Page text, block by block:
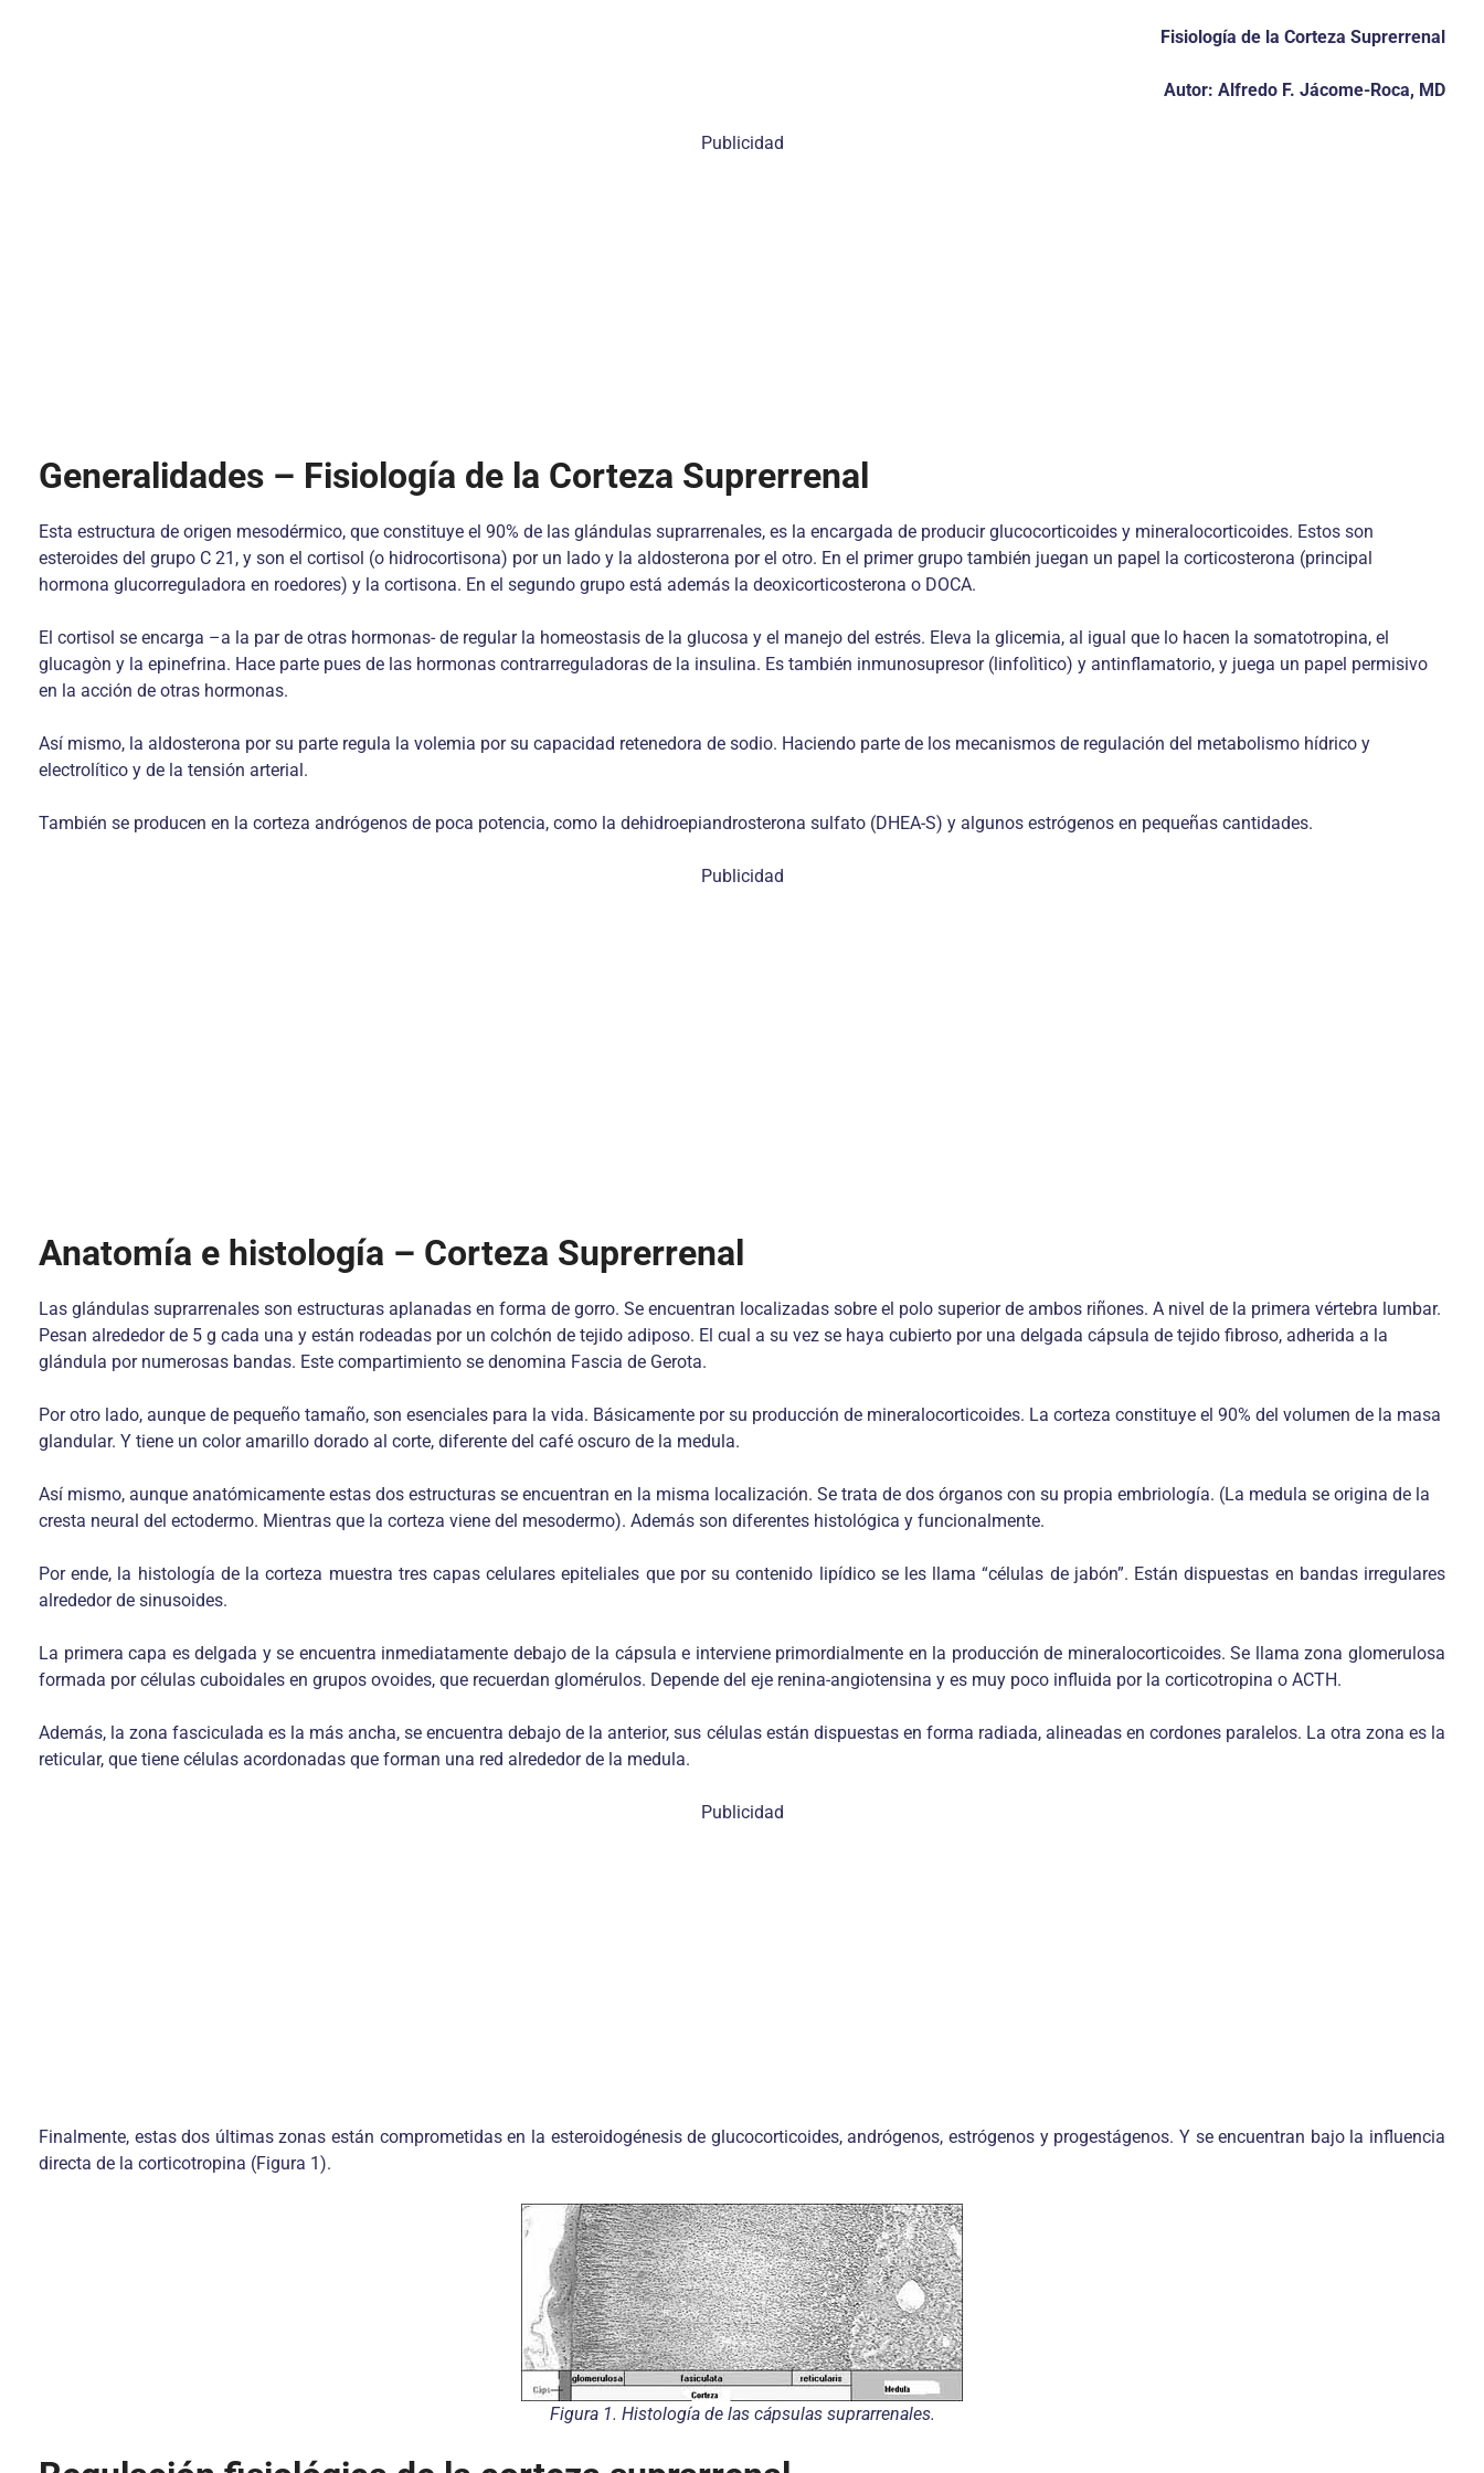
Fisiología de la Corteza Suprerrenal
Autor: Alfredo F. Jácome-Roca, MD
Publicidad
Generalidades – Fisiología de la Corteza Suprerrenal
Esta estructura de origen mesodérmico, que constituye el 90% de las glándulas suprarrenales, es la encargada de producir glucocorticoides y mineralocorticoides. Estos son
esteroides del grupo C 21, y son el cortisol (o hidrocortisona) por un lado y la aldosterona por el otro. En el primer grupo también juegan un papel la corticosterona (principal
hormona glucorreguladora en roedores) y la cortisona. En el segundo grupo está además la deoxicorticosterona o DOCA.
El cortisol se encarga –a la par de otras hormonas- de regular la homeostasis de la glucosa y el manejo del estrés. Eleva la glicemia, al igual que lo hacen la somatotropina, el
glucagòn y la epinefrina. Hace parte pues de las hormonas contrarreguladoras de la insulina. Es también inmunosupresor (linfolìtico) y antinflamatorio, y juega un papel permisivo
en la acción de otras hormonas.
Así mismo, la aldosterona por su parte regula la volemia por su capacidad retenedora de sodio. Haciendo parte de los mecanismos de regulación del metabolismo hídrico y
electrolítico y de la tensión arterial.
También se producen en la corteza andrógenos de poca potencia, como la dehidroepiandrosterona sulfato (DHEA-S) y algunos estrógenos en pequeñas cantidades.
Publicidad
Anatomía e histología – Corteza Suprerrenal
Las glándulas suprarrenales son estructuras aplanadas en forma de gorro. Se encuentran localizadas sobre el polo superior de ambos riñones. A nivel de la primera vértebra lumbar.
Pesan alrededor de 5 g cada una y están rodeadas por un colchón de tejido adiposo. El cual a su vez se haya cubierto por una delgada cápsula de tejido fibroso, adherida a la
glándula por numerosas bandas. Este compartimiento se denomina Fascia de Gerota.
Por otro lado, aunque de pequeño tamaño, son esenciales para la vida. Básicamente por su producción de mineralocorticoides. La corteza constituye el 90% del volumen de la masa
glandular. Y tiene un color amarillo dorado al corte, diferente del café oscuro de la medula.
Así mismo, aunque anatómicamente estas dos estructuras se encuentran en la misma localización. Se trata de dos órganos con su propia embriología. (La medula se origina de la
cresta neural del ectodermo. Mientras que la corteza viene del mesodermo). Además son diferentes histológica y funcionalmente.
Por ende, la histología de la corteza muestra tres capas celulares epiteliales que por su contenido lipídico se les llama “células de jabón”. Están dispuestas en bandas irregulares
alrededor de sinusoides.
La primera capa es delgada y se encuentra inmediatamente debajo de la cápsula e interviene primordialmente en la producción de mineralocorticoides. Se llama zona glomerulosa
formada por células cuboidales en grupos ovoides, que recuerdan glomérulos. Depende del eje renina-angiotensina y es muy poco influida por la corticotropina o ACTH.
Además, la zona fasciculada es la más ancha, se encuentra debajo de la anterior, sus células están dispuestas en forma radiada, alineadas en cordones paralelos. La otra zona es la
reticular, que tiene células acordonadas que forman una red alrededor de la medula.
Publicidad
Finalmente, estas dos últimas zonas están comprometidas en la esteroidogénesis de glucocorticoides, andrógenos, estrógenos y progestágenos. Y se encuentran bajo la influencia
directa de la corticotropina (Figura 1).
Figura 1. Histología de las cápsulas suprarrenales.